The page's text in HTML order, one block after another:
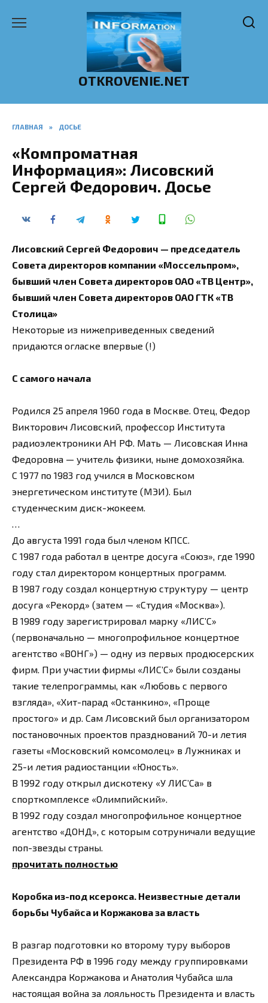
OTKROVENIE.NET
ГЛАВНАЯ » ДОСЬЕ
«Компроматная
Информация»: Лисовский
Сергей Федорович. Досье
Лисовский Сергей Федорович — председатель
Совета директоров компании «Моссельпром»,
бывший член Совета директоров ОАО «ТВ Центр»,
бывший член Совета директоров ОАО ГТК «ТВ
Столица»
Некоторые из нижеприведенных сведений
придаются огласке впервые (!)
С самого начала
Родился 25 апреля 1960 года в Москве. Отец, Федор
Викторович Лисовский, профессор Института
радиоэлектроники АН РФ. Мать — Лисовская Инна
Федоровна — учитель физики, ныне домохозяйка.
С 1977 по 1983 год учился в Московском
энергетическом институте (МЭИ). Был
студенческим диск-жокеем.
…
До августа 1991 года был членом КПСС.
С 1987 года работал в центре досуга «Союз», где 1990
году стал директором концертных программ.
В 1987 году создал концертную структуру — центр
досуга «Рекорд» (затем — «Студия «Москва»).
В 1989 году зарегистрировал марку «ЛИС’С»
(первоначально — многопрофильное концертное
агентство «ВОНГ») — одну из первых продюсерских
фирм. При участии фирмы «ЛИС’С» были созданы
такие телепрограммы, как «Любовь с первого
взгляда», «Хит-парад «Останкино», «Проще
простого» и др. Сам Лисовский был организатором
постановочных проектов празднований 70-и летия
газеты «Московский комсомолец» в Лужниках и
25-и летия радиостанции «Юность».
В 1992 году открыл дискотеку «У ЛИС’Са» в
спорткомплексе «Олимпийский».
В 1992 году создал многопрофильное концертное
агентство «ДОНД», с которым сотруничали ведущие
поп-звезды страны.
прочитать полностью
Коробка из-под ксерокса. Неизвестные детали
борьбы Чубайса и Коржакова за власть
В разгар подготовки ко второму туру выборов
Президента РФ в 1996 году между группировками
Александра Коржакова и Анатолия Чубайса шла
настоящая война за лояльность Президента и власть